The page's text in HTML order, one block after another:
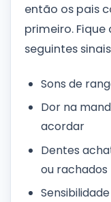
então os pais
primeiro.
seguintes
Sons de
Dor na
acordar
Dentes
ou rachados